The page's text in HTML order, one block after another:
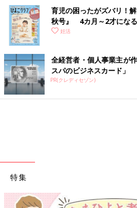
育児の困ったがズバリ！
秋号』 4カ月～2才にな
いっぱい！
妊活
全経営者・個人事業主が
スパのビジネスカード」
PR(クレディセゾン)
特集
【ワクチン接種できるものも】妊婦の感